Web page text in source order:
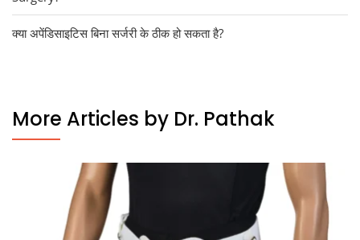
क्या अपेंडिसाइटिस बिना सर्जरी के ठीक हो सकता है?
More Articles by Dr. Pathak